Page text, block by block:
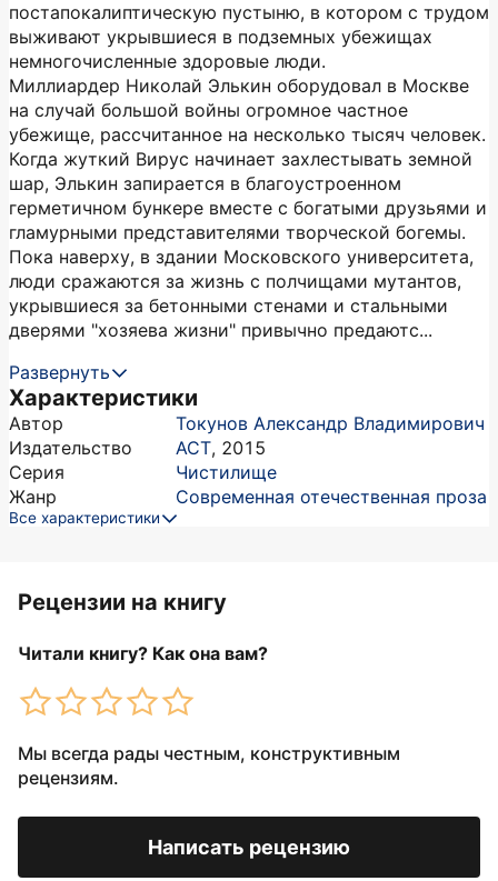
постапокалиптическую пустыню, в котором с трудом
выживают укрывшиеся в подземных убежищах
немногочисленные здоровые люди.
Миллиардер Николай Элькин оборудовал в Москве
на случай большой войны огромное частное
убежище, рассчитанное на несколько тысяч человек.
Когда жуткий Вирус начинает захлестывать земной
шар, Элькин запирается в благоустроенном
герметичном бункере вместе с богатыми друзьями и
гламурными представителями творческой богемы.
Пока наверху, в здании Московского университета,
люди сражаются за жизнь с полчищами мутантов,
укрывшиеся за бетонными стенами и стальными
дверями "хозяева жизни" привычно предаютс...
Развернуть
Характеристики
Автор
Токунов Александр Владимирович
Издательство
АСТ, 2015
Серия
Чистилище
Жанр
Современная отечественная проза
Все характеристики
Рецензии на книгу
Читали книгу? Как она вам?
Мы всегда рады честным, конструктивным
рецензиям.
Написать рецензию